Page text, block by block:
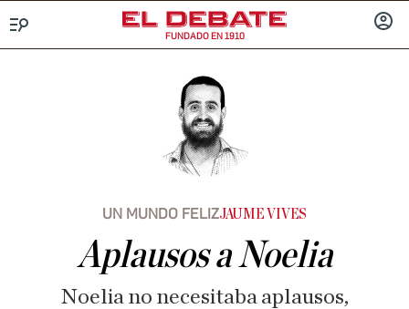
FUNDADO EN 1910
UN MUNDO FELIZJAUME VIVES
Aplausos a Noelia
Noelia no necesitaba aplausos,